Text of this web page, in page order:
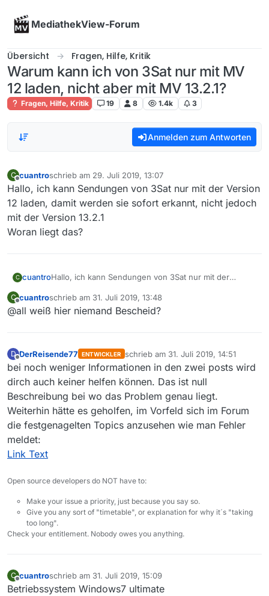
MediathekView-Forum
Übersicht Fragen, Hilfe, Kritik
Warum kann ich von 3Sat nur mit MV
12 laden, nicht aber mit MV 13.2.1?
Fragen, Hilfe, Kritik 19 8 1.4k 3
Anmelden zum Antworten
C
Offline
cuantroschrieb am 29. Juli 2019, 13:07
zuletzt editiert von
Hallo, ich kann Sendungen von 3Sat nur mit der Version
12 laden, damit werden sie sofort erkannt, nicht jedoch
mit der Version 13.2.1
Woran liegt das?
C cuantroHallo, ich kann Sendungen von 3Sat nur mit der
nicht jedoch mit der Version 13.2.1
Woran liegt das?
C
Offline
cuantroschrieb am 31. Juli 2019, 13:48
zuletzt editiert von
@all weiß hier niemand Bescheid?
D
Offline
DerReisende77 ENTWICKLER schrieb am 31. Juli 2019, 14:51
zuletzt editiert von
bei noch weniger Informationen in den zwei posts wird
dirch auch keiner helfen können. Das ist null
Beschreibung bei wo das Problem genau liegt.
Weiterhin hätte es geholfen, im Vorfeld sich im Forum
die festgenagelten Topics anzusehen wie man Fehler
meldet:
Link Text
Open source developers do NOT have to:
Make your issue a priority, just because you say so.
Give you any sort of "timetable", or explanation for why it´s "taking
too long".
Check your entitlement. Nobody owes you anything.
C
Offline
cuantroschrieb am 31. Juli 2019, 15:09
zuletzt editiert von
Betriebssystem Windows7 ultimate